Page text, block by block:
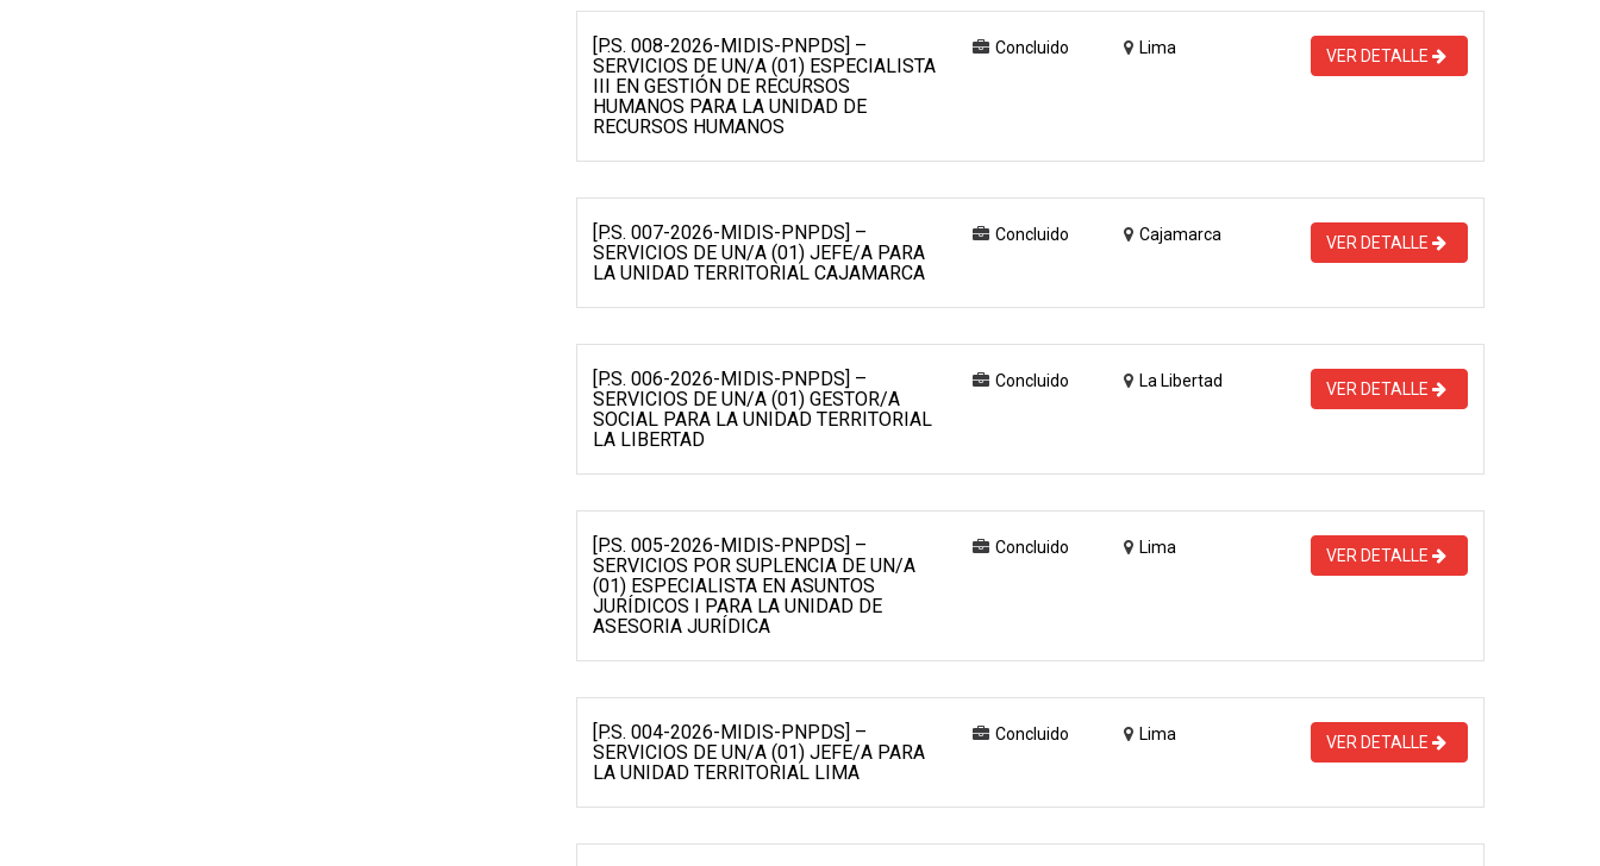
[P.S. 008-2026-MIDIS-PNPDS] –
SERVICIOS DE UN/A (01) ESPECIALISTA
III EN GESTIÓN DE RECURSOS
HUMANOS PARA LA UNIDAD DE
RECURSOS HUMANOS
Concluido Lima VER DETALLE
[P.S. 007-2026-MIDIS-PNPDS] –
SERVICIOS DE UN/A (01) JEFE/A PARA
LA UNIDAD TERRITORIAL CAJAMARCA
Concluido Cajamarca VER DETALLE
[P.S. 006-2026-MIDIS-PNPDS] –
SERVICIOS DE UN/A (01) GESTOR/A
SOCIAL PARA LA UNIDAD TERRITORIAL
LA LIBERTAD
Concluido La Libertad VER DETALLE
[P.S. 005-2026-MIDIS-PNPDS] –
SERVICIOS POR SUPLENCIA DE UN/A
(01) ESPECIALISTA EN ASUNTOS
JURÍDICOS I PARA LA UNIDAD DE
ASESORIA JURÍDICA
Concluido Lima VER DETALLE
[P.S. 004-2026-MIDIS-PNPDS] –
SERVICIOS DE UN/A (01) JEFE/A PARA
LA UNIDAD TERRITORIAL LIMA
Concluido Lima VER DETALLE